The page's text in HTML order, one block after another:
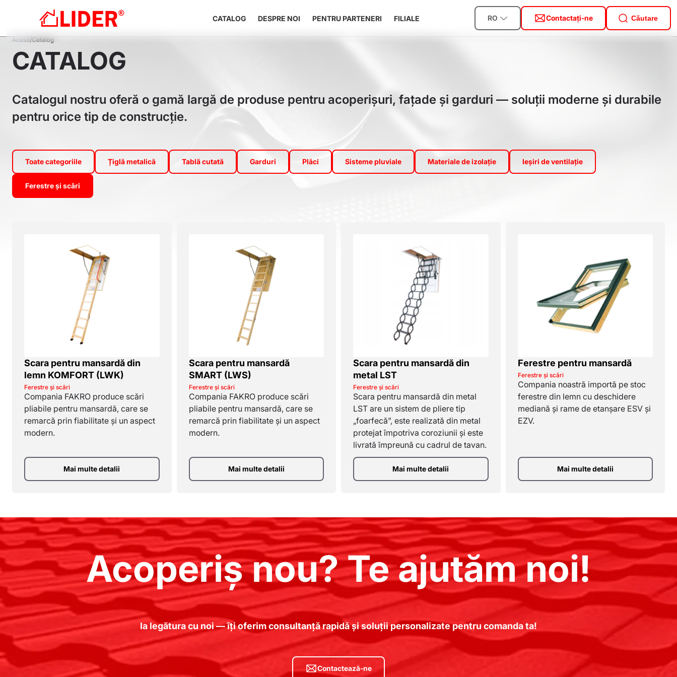
principal
Navigare
principală
CATALOG DESPRE NOI PENTRU PARTENERI FILIALE RO Contactați-ne Căutare
Breadcrumb
Acasă Catalog
CATALOG
Catalogul nostru oferă o gamă largă de produse pentru acoperișuri, fațade și garduri — soluții moderne și durabile
pentru orice tip de construcție.
Toate categoriile Țiglă metalică Tablă cutată Garduri Plăci Sisteme pluviale Materiale de izolație Ieșiri de ventilație
Ferestre și scări
Scara pentru mansardă din
lemn KOMFORT (LWK)
Ferestre și scări
Compania FAKRO produce scări
pliabile pentru mansardă, care se
remarcă prin fiabilitate și un aspect
modern.
Mai multe detalii
Scara pentru mansardă
SMART (LWS)
Ferestre și scări
Compania FAKRO produce scări
pliabile pentru mansardă, care se
remarcă prin fiabilitate și un aspect
modern.
Mai multe detalii
Scara pentru mansardă din
metal LST
Ferestre și scări
Scara pentru mansardă din metal
LST are un sistem de pliere tip
„foarfecă”, este realizată din metal
protejat împotriva coroziunii și este
livrată împreună cu cadrul de tavan.
Mai multe detalii
Ferestre pentru mansardă
Ferestre și scări
Compania noastră importă pe stoc
ferestre din lemn cu deschidere
mediană și rame de etanșare ESV și
EZV.
Mai multe detalii
Acoperiș nou? Te ajutăm noi!
Ia legătura cu noi — îți oferim consultanță rapidă și soluții personalizate pentru comanda ta!
Contactează-ne